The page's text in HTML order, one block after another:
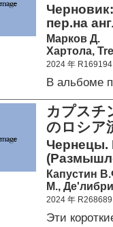
пер.на
Марков Д.
Хартола,
2024 年 R169194
В альбоме
カプス
のロシア
Чернецы.
Капустин
М.,
2024 年 R268689
Эти